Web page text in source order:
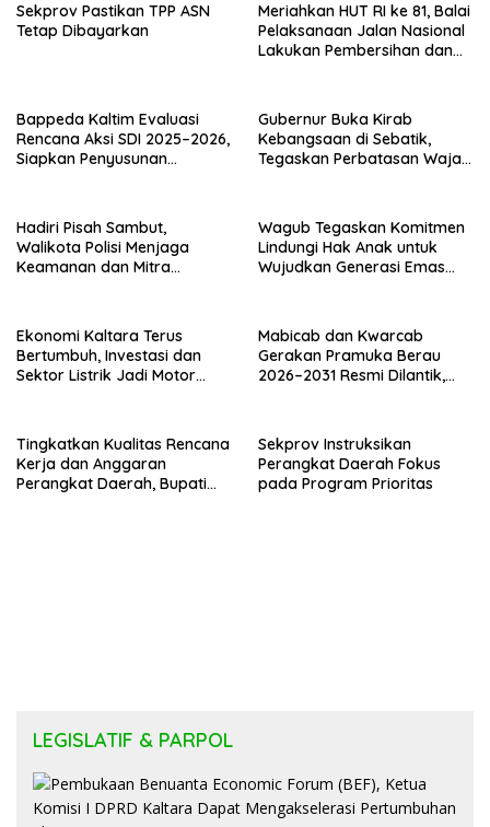
Sekprov Pastikan TPP ASN
Tetap Dibayarkan
Meriahkan HUT RI ke 81, Balai
Pelaksanaan Jalan Nasional
Lakukan Pembersihan dan
Bappeda Kaltim Evaluasi
Rencana Aksi SDI 2025–2026,
Siapkan Penyusunan
Gubernur Buka Kirab
Kebangsaan di Sebatik,
Tegaskan Perbatasan Wajah
Hadiri Pisah Sambut,
Walikota Polisi Menjaga
Keamanan dan Mitra
Wagub Tegaskan Komitmen
Lindungi Hak Anak untuk
Wujudkan Generasi Emas
Ekonomi Kaltara Terus
Bertumbuh, Investasi dan
Sektor Listrik Jadi Motor
Mabicab dan Kwarcab
Gerakan Pramuka Berau
2026–2031 Resmi Dilantik,
Tingkatkan Kualitas Rencana
Kerja dan Anggaran
Perangkat Daerah, Bupati
Sekprov Instruksikan
Perangkat Daerah Fokus
pada Program Prioritas
LEGISLATIF & PARPOL